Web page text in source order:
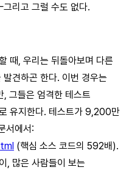
리고 그럴 수도 없다.
때, 우리는 뒤돌아보며 다른
견하곤 한다. 이번 경우는
그들은 엄격한 테스트
유지한다. 테스트가 9,200만
서에서:
(핵심 소스 코드의 592배).
, 많은 사람들이 보는